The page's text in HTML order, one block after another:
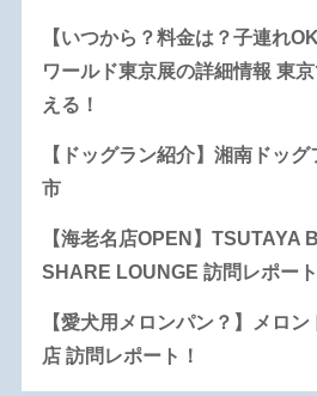
【いつから？料金は？子連れ
ワールド東京展の詳細情報 東
える！
【ドッグラン紹介】湘南ドッ
市
【海老名店OPEN】TSUTAYA
SHARE LOUNGE 訪問レポート
【愛犬用メロンパン？】メロ
店 訪問レポート！